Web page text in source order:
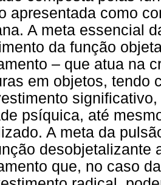
apresentada como
A meta essencial
da função
– que atua na
em objetos, tendo
psíquica, até
A meta da
desobjetalizante
que, no caso